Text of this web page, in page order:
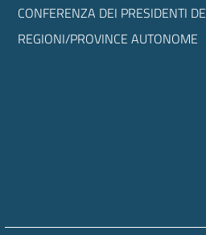
CONFERENZA DEI PRESIDENTI
REGIONI/PROVINCE AUTONOME